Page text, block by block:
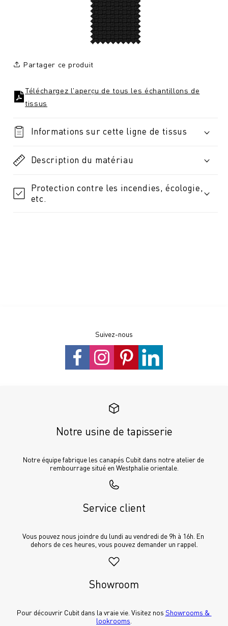
Partager ce produit
Téléchargez l'aperçu de tous les échantillons de
tissus
Informations sur cette ligne de tissus
Description du matériau
Protection contre les incendies, écologie,
etc.
Suivez-nous
Notre usine de tapisserie
Notre équipe fabrique les canapés Cubit dans notre atelier de
rembourrage situé en Westphalie orientale.
Service client
Vous pouvez nous joindre du lundi au vendredi de 9h à 16h. En
dehors de ces heures, vous pouvez demander un rappel.
Showroom
Pour découvrir Cubit dans la vraie vie. Visitez nos Showrooms &
lookrooms